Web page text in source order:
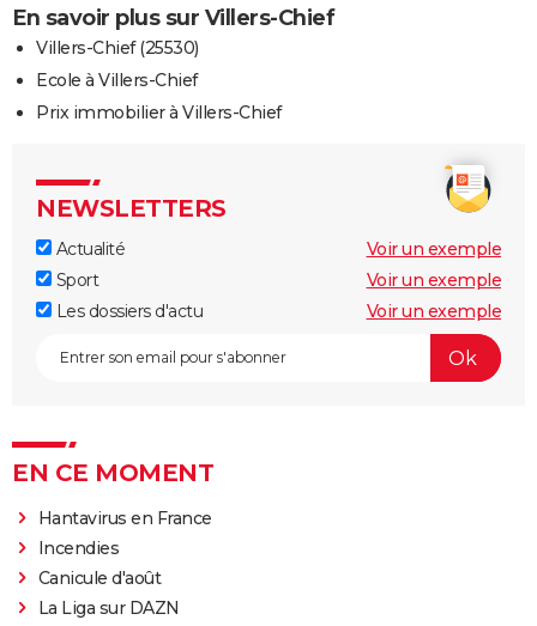
En savoir plus sur Villers-Chief
Villers-Chief (25530)
Ecole à Villers-Chief
Prix immobilier à Villers-Chief
NEWSLETTERS
Actualité
Voir un exemple
Sport
Voir un exemple
Les dossiers d'actu
Voir un exemple
EN CE MOMENT
Hantavirus en France
Incendies
Canicule d'août
La Liga sur DAZN